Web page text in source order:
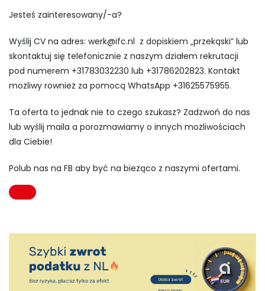
Jesteś zainteresowany/-a?
Wyślij CV na adres: werk@ifc.nl z dopiskiem „przekąski” lub
skontaktuj się telefonicznie z naszym działem rekrutacji
pod numerem +31783032230 lub +31786202823. Kontakt
możliwy rownież za pomocą WhatsApp +31625575955.
Ta oferta to jednak nie to czego szukasz? Zadzwoń do nas
lub wyślij maila a porozmawiamy o innych możliwościach
dla Ciebie!
Polub nas na FB aby być na bieżąco z naszymi ofertami.